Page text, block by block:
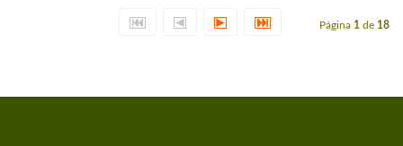
Página 1 de 18